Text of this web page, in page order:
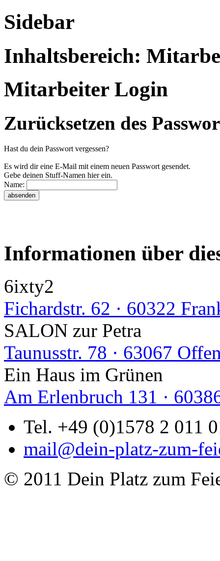
Sidebar
Inhaltsbereich:
Mitarbeiter Login
Zurücksetzen des
Hast du dein Passwort vergessen?
Es wird dir eine E-Mail mit einem neuen Passwort gesendet.
Gebe deinen Stuff-Namen hier ein.
Name:
Informationen über
6ixty2
Fichardstr. 62 · 60322
SALON zur Petra
Taunusstr. 78 · 63067
Ein Haus im Grünen
Am Erlenbruch 131 ·
Tel. +49 (0)1578 2 011
mail@dein-platz-zum-
© 2011 Dein Platz zum